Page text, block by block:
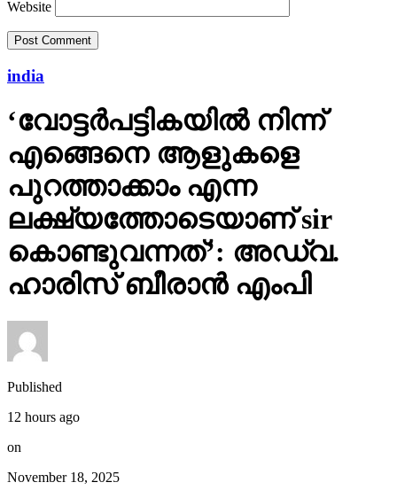
Website
india
‘വോട്ടര്‍പട്ടികയില്‍ നിന്ന്
എങ്ങെനെ ആളുകളെ
പുറത്താക്കാം എന്ന
ലക്ഷ്യത്തോടെയാണ് sir
കൊണ്ടുവന്നത്’: അഡ്വ.
ഹാരിസ് ബീരാൻ എംപി
Published
12 hours ago
on
November 18, 2025